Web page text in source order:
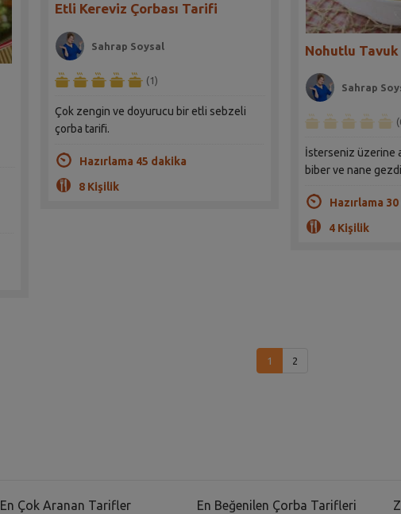
Etli Kereviz Çorbası Tarifi
Sahrap Soysal
(1)
Çok zengin ve doyurucu bir etli sebzeli
çorba tarifi.
Hazırlama 45 dakika
8 Kişilik
Nohutlu Tavuk
Sahrap
İsterseniz üzerine
biber ve nane
Hazırlama
4 Kişilik
1 2
En Çok Aranan Tarifler En Beğenilen Çorba Tarifleri